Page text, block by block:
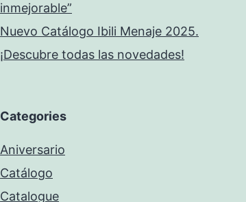
inmejorable”
Nuevo Catálogo Ibili Menaje 2025.
¡Descubre todas las novedades!
Categories
Aniversario
Catálogo
Catalogue